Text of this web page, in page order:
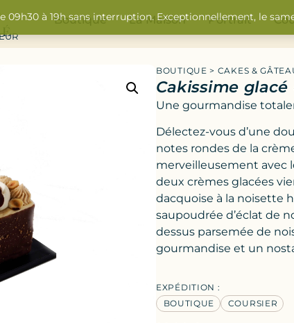
Boutique La Maison Portrait
BOUTIQUE > CAKES &
Cakissime glacé
Une gourmandise
Délectez-vous d’une
notes rondes de la
merveilleusement avec
deux crèmes glacées
dacquoise à la noisette
saupoudrée d’éclat de
dessus parsemée de
gourmandise et un
EXPÉDITION :
BOUTIQUE
COURSIER
à 19h sans interruption. Exceptionnellement, le